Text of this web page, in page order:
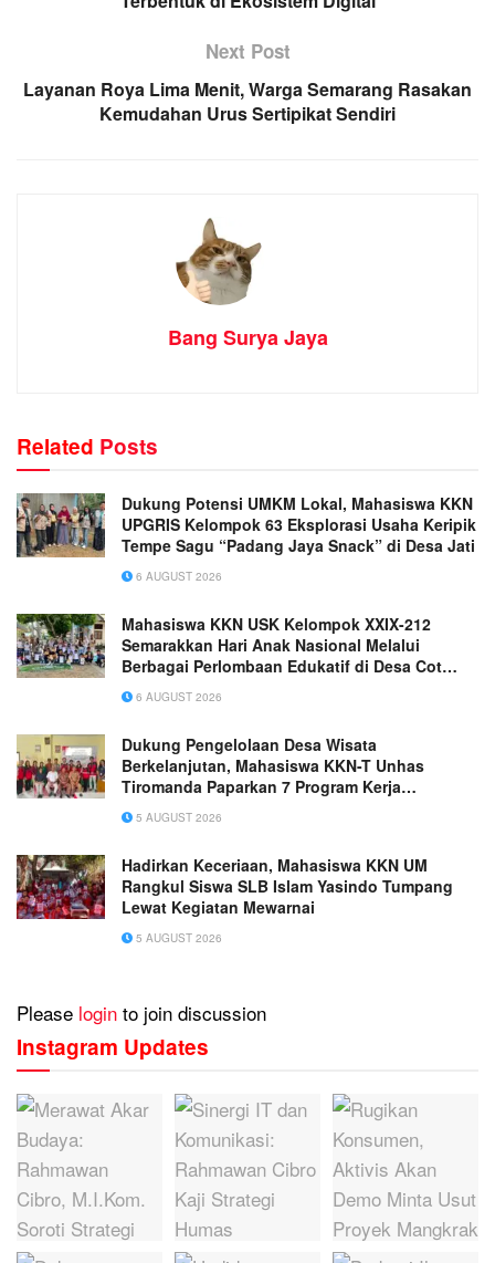
Next Post
Layanan Roya Lima Menit, Warga Semarang Rasakan
Kemudahan Urus Sertipikat Sendiri
Bang Surya Jaya
Related Posts
Dukung Potensi UMKM Lokal, Mahasiswa KKN
UPGRIS Kelompok 63 Eksplorasi Usaha Keripik
Tempe Sagu “Padang Jaya Snack” di Desa Jati
6 AUGUST 2026
Mahasiswa KKN USK Kelompok XXIX-212
Semarakkan Hari Anak Nasional Melalui
Berbagai Perlombaan Edukatif di Desa Cot
Rabo Tunong
6 AUGUST 2026
Dukung Pengelolaan Desa Wisata
Berkelanjutan, Mahasiswa KKN-T Unhas
Tiromanda Paparkan 7 Program Kerja
Unggulan
5 AUGUST 2026
Hadirkan Keceriaan, Mahasiswa KKN UM
Rangkul Siswa SLB Islam Yasindo Tumpang
Lewat Kegiatan Mewarnai
5 AUGUST 2026
Please login to join discussion
Instagram Updates